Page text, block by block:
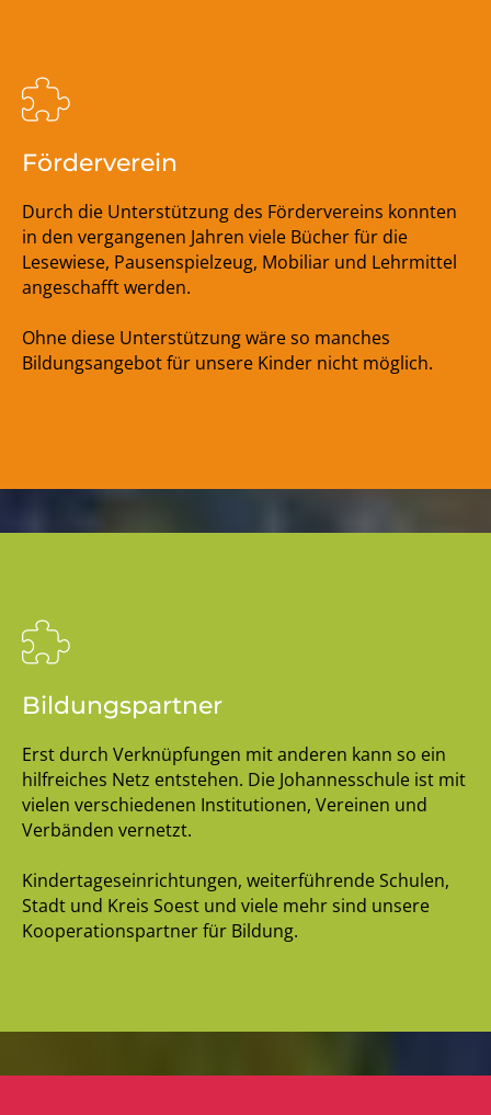
Förderverein
Durch die Unterstützung des Fördervereins konnten
in den vergangenen Jahren viele Bücher für die
Lesewiese, Pausenspielzeug, Mobiliar und Lehrmittel
angeschafft werden.
Ohne diese Unterstützung wäre so manches
Bildungsangebot für unsere Kinder nicht möglich.
Bildungspartner
Erst durch Verknüpfungen mit anderen kann so ein
hilfreiches Netz entstehen. Die Johannesschule ist mit
vielen verschiedenen Institutionen, Vereinen und
Verbänden vernetzt.
Kindertageseinrichtungen, weiterführende Schulen,
Stadt und Kreis Soest und viele mehr sind unsere
Kooperationspartner für Bildung.